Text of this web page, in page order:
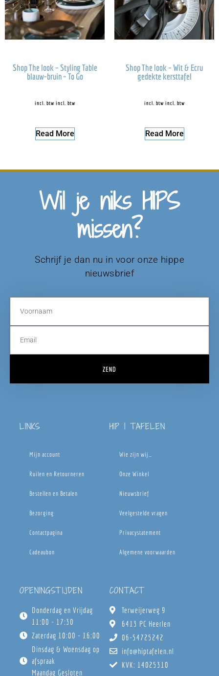
Shop The look – Styling Table
blauw-bruin – To Go
incl. btw incl. btw
Read More
Shop The look – Wit & Ecru
gedekte kersttafel
incl. btw incl. btw
Read More
Wil je niks HIPS
missen?
Schrijf je dan nu in voor onze hippe
nieuwsbrief
ZEND
LINKS
Mijn account
Ruilen en Retourneren
Bestellen en Betalen
Bezorging
Contactpagina
Cadeaubon
HIP | TAFELEN
Wie zijn wij…
Onze Winkel
Nieuwsbrief
Veelgestelde vragen
Privacystatement
Algemene voorwaarden
OPENINGSTIJDEN
Donderdag en Vrijdag
11:00 - 17:30
Zaterdag 10:00 - 16:00
Dinsdag & Woensdag op
afspraak
Maandag Gesloten
CONTACT
Terweijerweg 9
6413 PC Heerlen
06-54725242
info@hiptafelen.nl
KVK: 14025310